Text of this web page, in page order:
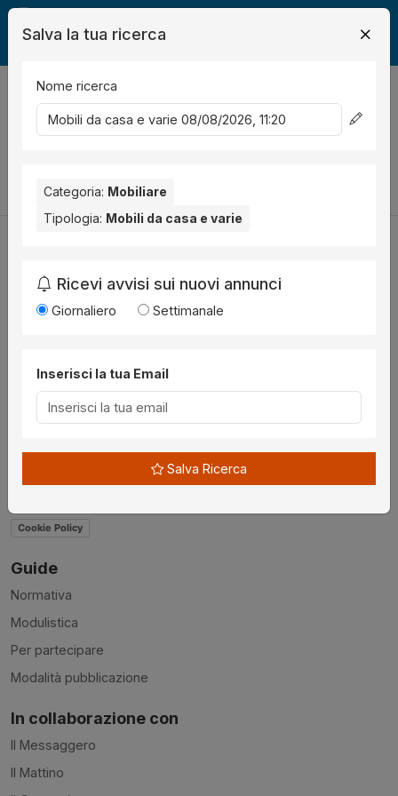
Legalmente Mobili
risultati Ordina per
Utilità
News
Contatti
Cookie Policy
Guide
Normativa
Modulistica
Per partecipare
Modalità pubblicazione
In collaborazione con
Il Messaggero
Il Mattino
Salva la tua ricerca
Nome ricerca
Categoria: Mobiliare
Tipologia: Mobili da casa e varie
Ricevi avvisi sui nuovi annunci
Giornaliero Settimanale
Inserisci la tua Email
Salva Ricerca